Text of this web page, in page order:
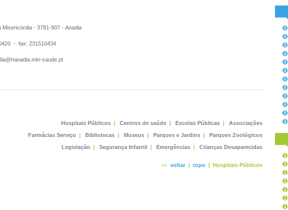
Misericórdia - 3781-907 - Anadia
- fax: 231510434
saude.pt
Hospitais Públicos | Centros de saúde | Escolas Públicas |
Associações
Farmácias Serviço | Bibliotecas | Museus | Parques e Jardins |
Parques Zoológicos
Legislação | Segurança Infantil | Emergências | Crianças Desaparecidas
<< voltar | topo | Hospitais Públicos